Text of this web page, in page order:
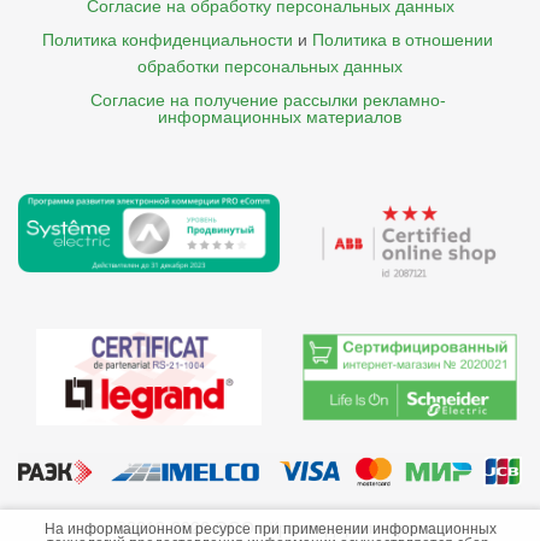
Согласие на обработку персональных данных
Политика конфиденциальности и Политика в отношении
обработки персональных данных
Согласие на получение рассылки рекламно-
    информационных материалов
©2013-2026 ООО «Краснодарэлектро»
На информационном ресурсе при применении информационных